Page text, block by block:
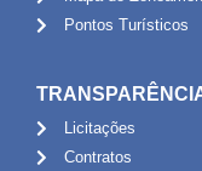
Pontos Turísticos
Licitações
Contratos